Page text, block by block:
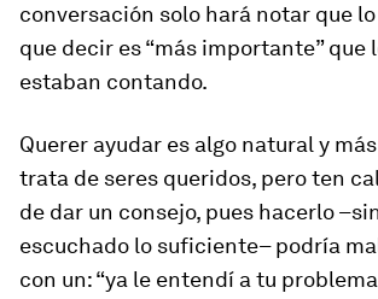
conversación solo hará notar que
que decir es “más importante” que
estaban contando.
Querer ayudar es algo natural y
trata de seres queridos, pero ten
de dar un consejo, pues hacerlo
escuchado lo suficiente– podría
con un: “ya le entendí a tu